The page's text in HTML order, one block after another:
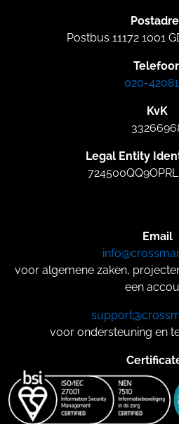
Postbus 11172 1001
020-
KvK
Legal Entity
Email
voor algemene zaken,
een
voor ondersteuning en